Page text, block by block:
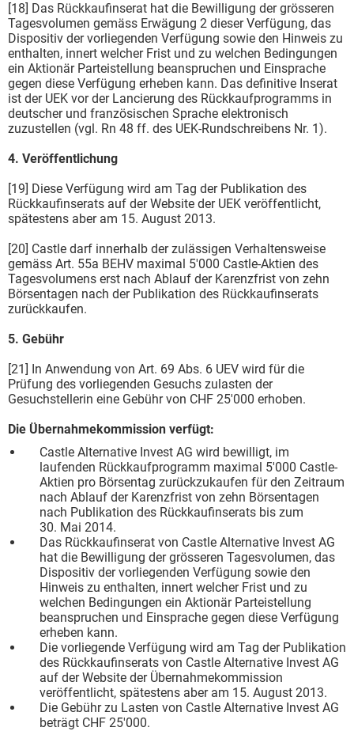
[18] Das Rückkaufinserat hat die Bewilligung der grösseren
Tagesvolumen gemäss Erwägung 2 dieser Verfügung, das
Dispositiv der vorliegenden Verfügung sowie den Hinweis zu
enthalten, innert welcher Frist und zu welchen Bedingungen
ein Aktionär Parteistellung beanspruchen und Einsprache
gegen diese Verfügung erheben kann. Das definitive Inserat
ist der UEK vor der Lancierung des Rückkaufprogramms in
deutscher und französischen Sprache elektronisch
zuzustellen (vgl. Rn 48 ff. des UEK-Rundschreibens Nr. 1).
4. Veröffentlichung
[19] Diese Verfügung wird am Tag der Publikation des
Rückkaufinserats auf der Website der UEK veröffentlicht,
spätestens aber am 15. August 2013.
[20] Castle darf innerhalb der zulässigen Verhaltensweise
gemäss Art. 55a BEHV maximal 5'000 Castle-Aktien des
Tagesvolumens erst nach Ablauf der Karenzfrist von zehn
Börsentagen nach der Publikation des Rückkaufinserats
zurückkaufen.
5. Gebühr
[21] In Anwendung von Art. 69 Abs. 6 UEV wird für die
Prüfung des vorliegenden Gesuchs zulasten der
Gesuchstellerin eine Gebühr von CHF 25'000 erhoben.
Die Übernahmekommission verfügt:
Castle Alternative Invest AG wird bewilligt, im
laufenden Rückkaufprogramm maximal 5'000 Castle-
Aktien pro Börsentag zurückzukaufen für den Zeitraum
nach Ablauf der Karenzfrist von zehn Börsentagen
nach Publikation des Rückkaufinserats bis zum
30. Mai 2014.
Das Rückkaufinserat von Castle Alternative Invest AG
hat die Bewilligung der grösseren Tagesvolumen, das
Dispositiv der vorliegenden Verfügung sowie den
Hinweis zu enthalten, innert welcher Frist und zu
welchen Bedingungen ein Aktionär Parteistellung
beanspruchen und Einsprache gegen diese Verfügung
erheben kann.
Die vorliegende Verfügung wird am Tag der Publikation
des Rückkaufinserats von Castle Alternative Invest AG
auf der Website der Übernahmekommission
veröffentlicht, spätestens aber am 15. August 2013.
Die Gebühr zu Lasten von Castle Alternative Invest AG
beträgt CHF 25'000.